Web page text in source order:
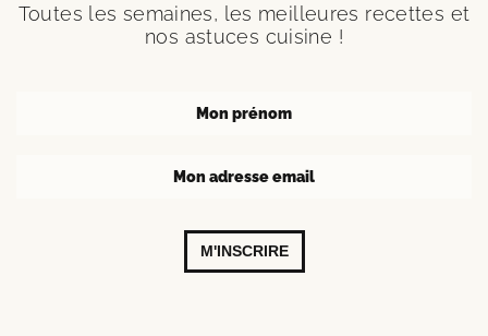
Toutes les semaines, les meilleures recettes et
nos astuces cuisine !
M'INSCRIRE